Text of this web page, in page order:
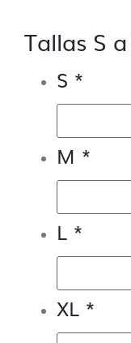
Tallas S
S *
M *
L *
XL *
¿Qué no
archivos sin
caso de ser
deben enviar
pedirá al
–
Si necesitas
archivos
te lo